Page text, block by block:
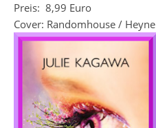
Preis: 8,99 Euro
Cover: Randomhouse / Heyne